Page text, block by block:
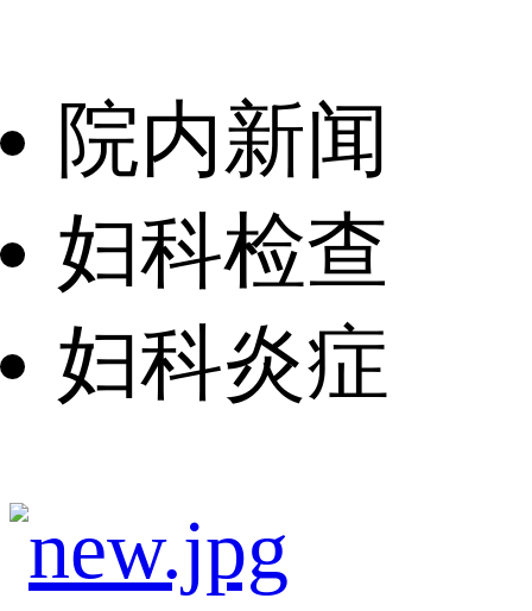
院内新闻
妇科检查
妇科炎症